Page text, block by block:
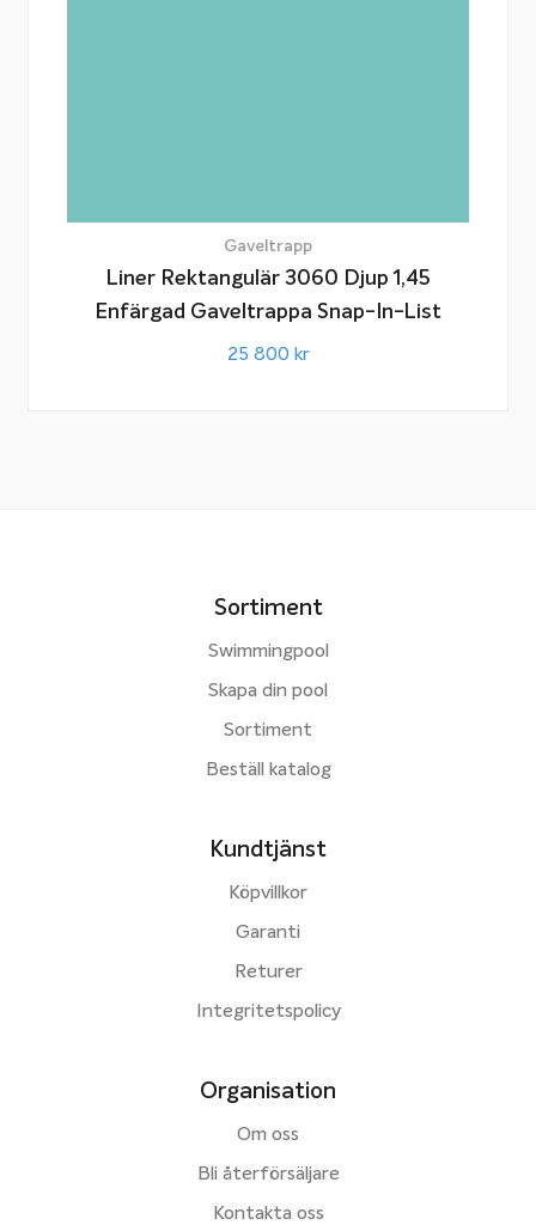
Gaveltrapp
Liner Rektangulär 3060 Djup 1,45
Enfärgad Gaveltrappa Snap-In-List
25 800 kr
Sortiment
Swimmingpool
Skapa din pool
Sortiment
Beställ katalog
Kundtjänst
Köpvillkor
Garanti
Returer
Integritetspolicy
Organisation
Om oss
Bli återförsäljare
Kontakta oss